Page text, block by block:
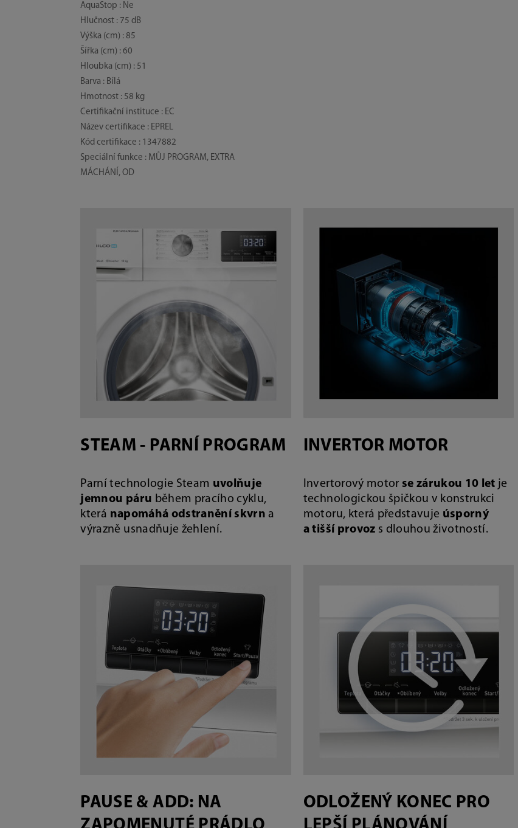
AquaStop : Ne
Hlučnost : 75 dB
Výška (cm) : 85
Šířka (cm) : 60
Hloubka (cm) : 51
Barva : Bílá
Hmotnost : 58 kg
Certifikační instituce : EC
Název certifikace : EPREL
Kód certifikace : 1347882
Speciální funkce : MŮJ PROGRAM, EXTRA
MÁCHÁNÍ, OD
STEAM - PARNÍ PROGRAM
Parní technologie Steam uvolňuje
jemnou páru během pracího cyklu,
která napomáhá odstranění skvrn a
výrazně usnadňuje žehlení.
INVERTOR MOTOR
Invertorový motor se zárukou 10 let je
technologickou špičkou v konstrukci
motoru, která představuje úsporný
a tišší provoz s dlouhou životností.
PAUSE & ADD: NA
ODLOŽENÝ KONEC PRO